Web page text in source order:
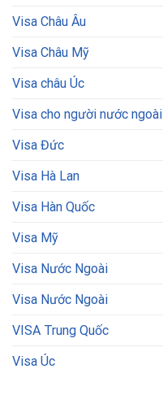
Visa Châu Âu
Visa Châu Mỹ
Visa châu Úc
Visa cho người nước ngoài
Visa Đức
Visa Hà Lan
Visa Hàn Quốc
Visa Mỹ
Visa Nước Ngoài
Visa Nước Ngoài
VISA Trung Quốc
Visa Úc